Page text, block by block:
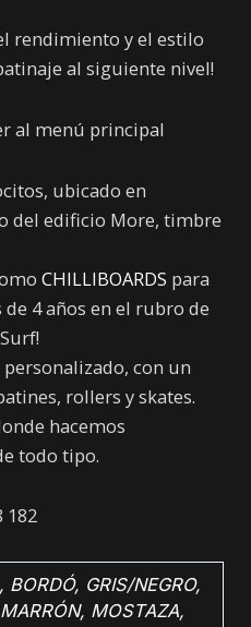
rendimiento y el estilo
al siguiente nivel!
al menú principal
ubicado en
del edificio More, timbre
CHILLIBOARDS para
4 años en el rubro de
con un
rollers y skates.
hacemos
todo tipo.
182
, BORDÓ, GRIS/NEGRO,
MARRÓN, MOSTAZA,